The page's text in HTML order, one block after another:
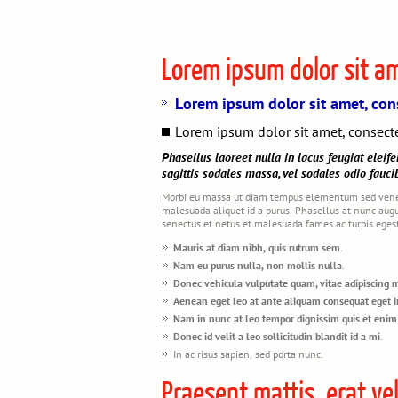
Lorem ipsum dolor sit
Lorem ipsum dolor sit amet,
Lorem ipsum dolor sit amet,
Phasellus laoreet nulla in lacus feugiat
sagittis sodales massa, vel sodales odio
Morbi eu massa ut diam tempus elementum sed
malesuada aliquet id a purus. Phasellus at nunc
senectus et netus et malesuada fames ac turpis
Mauris at diam nibh, quis rutrum sem.
Nam eu purus nulla, non mollis nulla.
Donec vehicula vulputate quam, vitae adipiscing
Aenean eget leo at ante aliquam consequat eget
Nam in nunc at leo tempor dignissim quis et enim
Donec id velit a leo sollicitudin blandit id a mi.
In ac risus sapien, sed porta nunc.